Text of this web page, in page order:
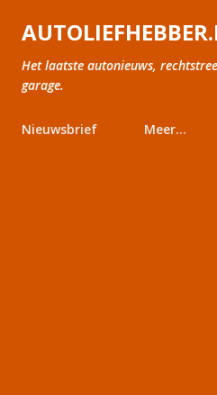
Doorgaan naar
Het laatste autonieuws,
garage.
Nieuwsbrief Meer…